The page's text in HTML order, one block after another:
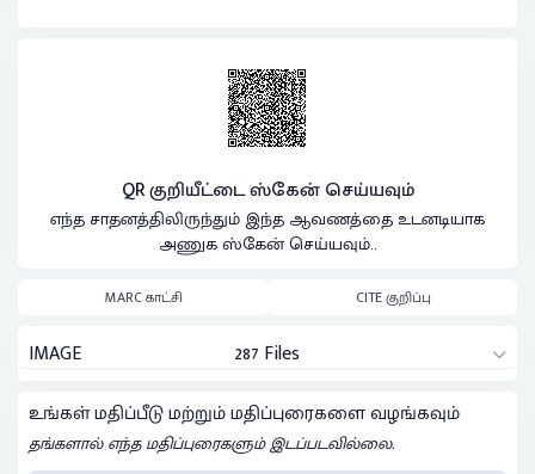
QR குறியீட்டை ஸ்கேன் செய்யவும்
எந்த சாதனத்திலிருந்தும் இந்த ஆவணத்தை உடனடியாக
அணுக ஸ்கேன் செய்யவும்..
MARC காட்சி CITE குறிப்பு
IMAGE
287 Files
உங்கள் மதிப்பீடு மற்றும் மதிப்புரைகளை வழங்கவும்
தங்களால் எந்த மதிப்புரைகளும் இடப்படவில்லை.